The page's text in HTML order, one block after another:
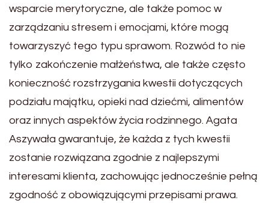
wsparcie merytoryczne, ale także pomoc w
zarządzaniu stresem i emocjami, które mogą
towarzyszyć tego typu sprawom. Rozwód to nie
tylko zakończenie małżeństwa, ale także często
konieczność rozstrzygania kwestii dotyczących
podziału majątku, opieki nad dziećmi, alimentów
oraz innych aspektów życia rodzinnego. Agata
Aszywała gwarantuje, że każda z tych kwestii
zostanie rozwiązana zgodnie z najlepszymi
interesami klienta, zachowując jednocześnie pełną
zgodność z obowiązującymi przepisami prawa.